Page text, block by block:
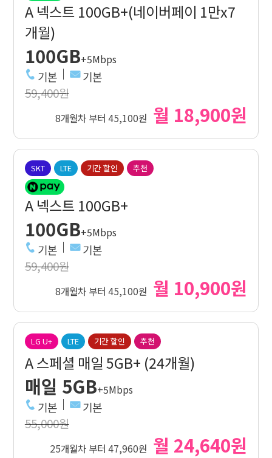
A 넥스트 100GB+(네이버페이 1만x7
개월)
100GB+5Mbps
기본 기본
59,400원
8개월차 부터 45,100원 월 18,900원
SKT LTE 기간 할인 추천
A 넥스트 100GB+
100GB+5Mbps
기본 기본
59,400원
8개월차 부터 45,100원 월 10,900원
LG U+ LTE 기간 할인 추천
A 스페셜 매일 5GB+ (24개월)
매일 5GB+5Mbps
기본 기본
55,000원
25개월차 부터 47,960원 월 24,640원